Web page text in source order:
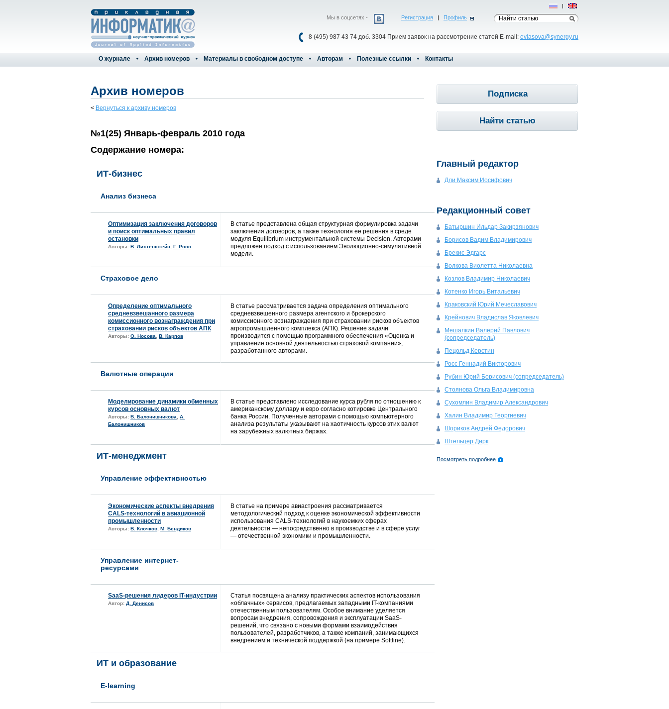
Регистрация | Профиль
8 (495) 987 43 74 доб. 3304 Прием заявок на рассмотрение статей E-mail: evlasova@synergy.ru
Мы в соцсетях -
Рус | Eng
О журнале Архив номеров Материалы в свободном доступе Авторам Полезные ссылки Контакты
Архив номеров
< Вернуться к архиву номеров
№1(25) Январь-февраль 2010 года
Содержание номера:
ИТ-бизнес
Анализ бизнеса
Оптимизация заключения договоров
и поиск оптимальных правил
остановки
Авторы: В. Лихтенштейн Г. Росс
В статье представлена общая структурная формулировка задачи
заключения договоров, а также технология ее решения в среде
модуля Equilibrium инструментальной системы Decision. Авторами
предложен подход с использованием Эволюционно-симулятивной
модели.
Страховое дело
Определение оптимального
средневзвешанного размера
комиссионного вознаграждения при
страховании рисков объектов АПК
Авторы: О. Носова В. Карпов
В статье рассматривается задача определения оптимального
средневзвешенного размера агентского и брокерского
комиссионного вознаграждения при страховании рисков объектов
агропромышленного комплекса (АПК). Решение задачи
производится с помощью программного обеспечения «Оценка и
управление основной деятельностью страховой компании»,
разработанного авторами.
Валютные операции
Моделирование динамики обменных
курсов основных валют
Авторы: В. Балонишникова
А.
Балонишников
В статье представлено исследование курса рубля по отношению к
американскому доллару и евро согласно котировке Центрального
банка России. Полученные авторами с помощью компьютерного
анализа результаты указывают на хаотичность курсов этих валют
на зарубежных валютных биржах.
ИТ-менеджмент
Управление эффективностью
Экономические аспекты внедрения
CALS-технологий в авиационной
промышленности
Авторы: В. Клочков М. Бендиков
В статье на примере авиастроения рассматривается
методологический подход к оценке экономической эффективности
использования CALS-технологий в наукоемких сферах
деятельности — непосредственно в производстве и в сфере услуг
— отечественной экономики и промышленности.
Управление интернет-
ресурсами
SaaS-решения лидеров IT-индустрии
Автор: Д. Денисов
Статья посвящена анализу практических аспектов использования
«облачных» сервисов, предлагаемых западными IT-компаниями
отечественным пользователям. Особое внимание уделяется
вопросам внедрения, сопровождения и эксплуатации SaaS-
решений, что связано с новыми формами взаимодействия
пользователей, разработчиков, а также компаний, занимающихся
внедрением и технической поддержкой (на примере Softline).
ИТ и образование
E-learning
Подписка
Найти статью
Главный редактор
Дли Максим Иосифович
Редакционный совет
Батыршин Ильдар Закирзянович
Борисов Вадим Владимирович
Брекис Эдгарс
Волкова Виолетта Николаевна
Козлов Владимир Николаевич
Котенко Игорь Витальевич
Краковский Юрий Мечеславович
Крейнович Владислав Яковлевич
Мешалкин Валерий Павлович
(сопредседатель)
Пецольд Керстин
Росс Геннадий Викторович
Рубин Юрий Борисович (сопредседатель)
Стоянова Ольга Владимировна
Сухомлин Владимир Александрович
Халин Владимир Георгиевич
Шориков Андрей Федорович
Штельцер Дирк
Посмотреть подробнее